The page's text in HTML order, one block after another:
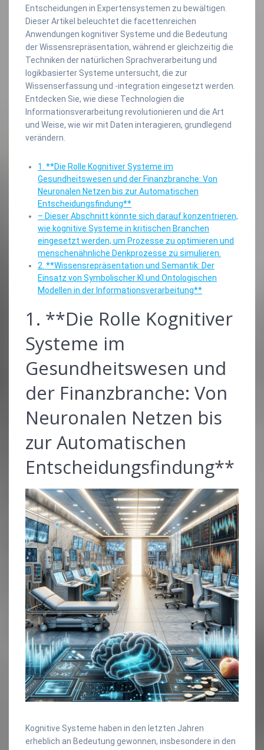
Entscheidungen in Expertensystemen zu bewältigen.
Dieser Artikel beleuchtet die facettenreichen
Anwendungen kognitiver Systeme und die Bedeutung
der Wissensrepräsentation, während er gleichzeitig die
Techniken der natürlichen Sprachverarbeitung und
logikbasierter Systeme untersucht, die zur
Wissenserfassung und -integration eingesetzt werden.
Entdecken Sie, wie diese Technologien die
Informationsverarbeitung revolutionieren und die Art
und Weise, wie wir mit Daten interagieren, grundlegend
verändern.
1. **Die Rolle Kognitiver Systeme im
Gesundheitswesen und der Finanzbranche: Von
Neuronalen Netzen bis zur Automatischen
Entscheidungsfindung**
– Dieser Abschnitt könnte sich darauf konzentrieren,
wie kognitive Systeme in kritischen Branchen
eingesetzt werden, um Prozesse zu optimieren und
menschenähnliche Denkprozesse zu simulieren.
2. **Wissensrepräsentation und Semantik: Der
Einsatz von Symbolischer KI und Ontologischen
Modellen in der Informationsverarbeitung**
1. **Die Rolle Kognitiver
Systeme im
Gesundheitswesen und
der Finanzbranche: Von
Neuronalen Netzen bis
zur Automatischen
Entscheidungsfindung**
Kognitive Systeme haben in den letzten Jahren
erheblich an Bedeutung gewonnen, insbesondere in den